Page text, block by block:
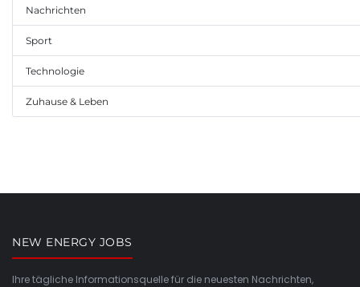
Nachrichten
Sport
Technologie
Zuhause & Leben
NEW ENERGY JOBS
Ihre tägliche Informationsquelle für die neuesten Nachrichten,